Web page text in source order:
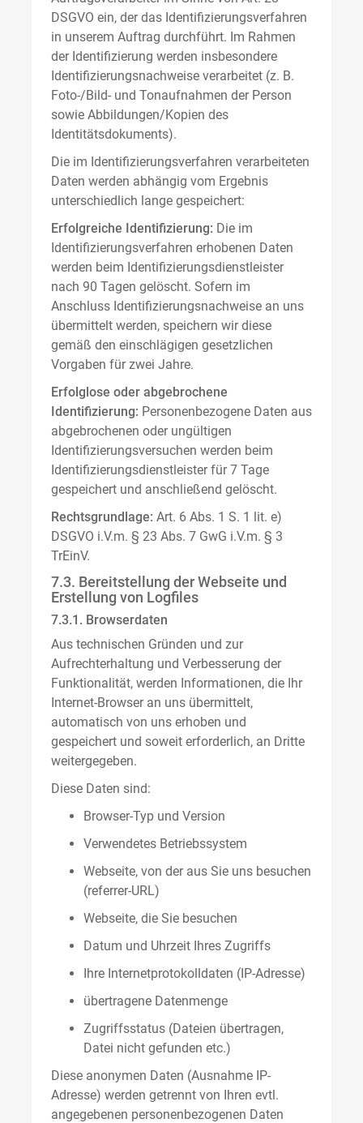
DSGVO ein, der das Identifizierungsverfahren
in unserem Auftrag durchführt. Im Rahmen
der Identifizierung werden insbesondere
Identifizierungsnachweise verarbeitet (z. B.
Foto-/Bild- und Tonaufnahmen der Person
sowie Abbildungen/Kopien des
Identitätsdokuments).
Die im Identifizierungsverfahren verarbeiteten
Daten werden abhängig vom Ergebnis
unterschiedlich lange gespeichert:
Erfolgreiche Identifizierung: Die im
Identifizierungsverfahren erhobenen Daten
werden beim Identifizierungsdienstleister
nach 90 Tagen gelöscht. Sofern im
Anschluss Identifizierungsnachweise an uns
übermittelt werden, speichern wir diese
gemäß den einschlägigen gesetzlichen
Vorgaben für zwei Jahre.
Erfolglose oder abgebrochene
Identifizierung: Personenbezogene Daten aus
abgebrochenen oder ungültigen
Identifizierungsversuchen werden beim
Identifizierungsdienstleister für 7 Tage
gespeichert und anschließend gelöscht.
Rechtsgrundlage: Art. 6 Abs. 1 S. 1 lit. e)
DSGVO i.V.m. § 23 Abs. 7 GwG i.V.m. § 3
TrEinV.
7.3. Bereitstellung der Webseite und
Erstellung von Logfiles
7.3.1. Browserdaten
Aus technischen Gründen und zur
Aufrechterhaltung und Verbesserung der
Funktionalität, werden Informationen, die Ihr
Internet-Browser an uns übermittelt,
automatisch von uns erhoben und
gespeichert und soweit erforderlich, an Dritte
weitergegeben.
Diese Daten sind:
Browser-Typ und Version
Verwendetes Betriebssystem
Webseite, von der aus Sie uns besuchen
(referrer-URL)
Webseite, die Sie besuchen
Datum und Uhrzeit Ihres Zugriffs
Ihre Internetprotokolldaten (IP-Adresse)
übertragene Datenmenge
Zugriffsstatus (Dateien übertragen,
Datei nicht gefunden etc.)
Diese anonymen Daten (Ausnahme IP-
Adresse) werden getrennt von Ihren evtl.
angegebenen personenbezogenen Daten